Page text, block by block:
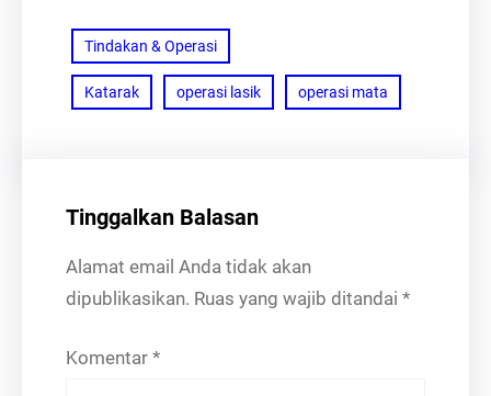
Tindakan & Operasi
Katarak operasi lasik operasi mata
Tinggalkan Balasan
Alamat email Anda tidak akan
dipublikasikan. Ruas yang wajib ditandai *
Komentar *